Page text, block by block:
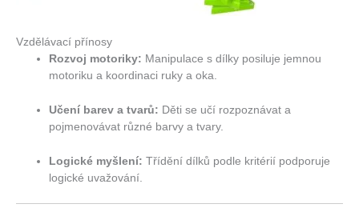
Vzdělávací přínosy
Rozvoj motoriky: Manipulace s dílky posiluje jemnou
motoriku a koordinaci ruky a oka.
Učení barev a tvarů: Děti se učí rozpoznávat a
pojmenovávat různé barvy a tvary.
Logické myšlení: Třídění dílků podle kritérií podporuje
logické uvažování.